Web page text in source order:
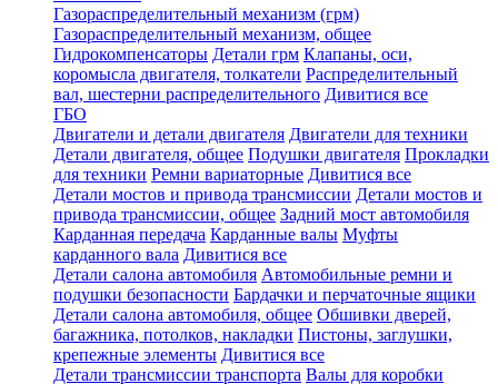
Газораспределительный механизм (грм)
Газораспределительный механизм, общее
Гидрокомпенсаторы Детали грм Клапаны, оси,
коромысла двигателя, толкатели Распределительный
вал, шестерни распределительного Дивитися все
ГБО
Двигатели и детали двигателя Двигатели для техники
Детали двигателя, общее Подушки двигателя Прокладки
для техники Ремни вариаторные Дивитися все
Детали мостов и привода трансмиссии Детали мостов и
привода трансмиссии, общее Задний мост автомобиля
Карданная передача Карданные валы Муфты
карданного вала Дивитися все
Детали салона автомобиля Автомобильные ремни и
подушки безопасности Бардачки и перчаточные ящики
Детали салона автомобиля, общее Обшивки дверей,
багажника, потолков, накладки Пистоны, заглушки,
крепежные элементы Дивитися все
Детали трансмиссии транспорта Валы для коробки